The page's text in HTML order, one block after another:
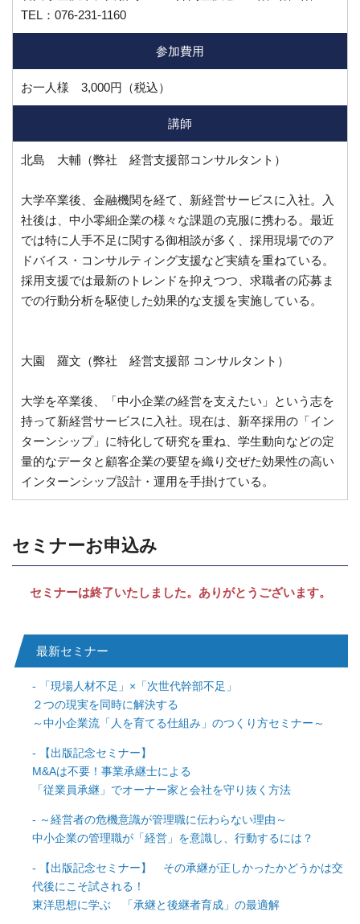
TEL：076-231-1160
参加費用
お一人様 3,000円（税込）
講師
北島 大輔（弊社 経営支援部コンサルタント）
大学卒業後、金融機関を経て、新経営サービスに入社。入
社後は、中小零細企業の様々な課題の克服に携わる。最近
では特に人手不足に関する御相談が多く、採用現場でのア
ドバイス・コンサルティング支援など実績を重ねている。
採用支援では最新のトレンドを抑えつつ、求職者の応募ま
での行動分析を駆使した効果的な支援を実施している。
大園 羅文（弊社 経営支援部 コンサルタント）
大学を卒業後、「中小企業の経営を支えたい」という志を
持って新経営サービスに入社。現在は、新卒採用の「イン
ターンシップ」に特化して研究を重ね、学生動向などの定
量的なデータと顧客企業の要望を織り交ぜた効果性の高い
インターンシップ設計・運用を手掛けている。
セミナーお申込み
セミナーは終了いたしました。ありがとうございます。
最新セミナー
「現場人材不足」×「次世代幹部不足」
２つの現実を同時に解決する
～中小企業流「人を育てる仕組み」のつくり方セミナー～
【出版記念セミナー】
M&Aは不要！事業承継士による
「従業員承継」でオーナー家と会社を守り抜く方法
～経営者の危機意識が管理職に伝わらない理由～
中小企業の管理職が「経営」を意識し、行動するには？
【出版記念セミナー】 その承継が正しかったかどうかは交
代後にこそ試される！
東洋思想に学ぶ 「承継と後継者育成」の最適解